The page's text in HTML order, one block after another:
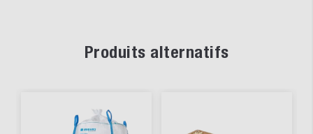
Produits alternatifs